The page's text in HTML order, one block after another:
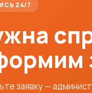
24/7
заявку —